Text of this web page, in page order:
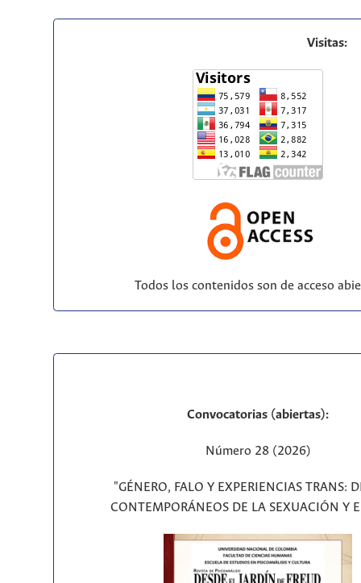
Visitas:
Todos los contenidos son de acceso
Convocatorias (abiertas):
Número 28 (2026)
"GÉNERO, FALO Y EXPERIENCIAS TRANS:
CONTEMPORÁNEOS DE LA SEXUACIÓN Y